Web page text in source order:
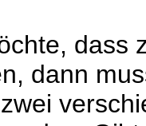
dass
dann